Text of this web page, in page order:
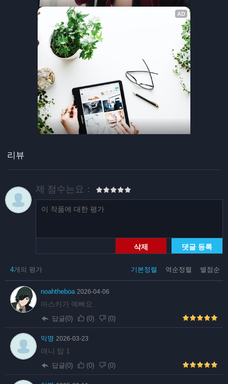
리뷰
제 점수는요：
삭제 댓글 등록
기본정렬 역순정렬 별점순
4개의 평가
noahtheboa 2026-04-06
아스카가 예뻐요
답글(0) (0) (0)
익명 2026-03-23
애니 탑 1
답글(0) (0) (0)